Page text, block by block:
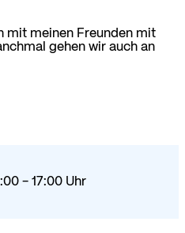
mit meinen Freunden mit
gehen wir auch an
- 17:00 Uhr